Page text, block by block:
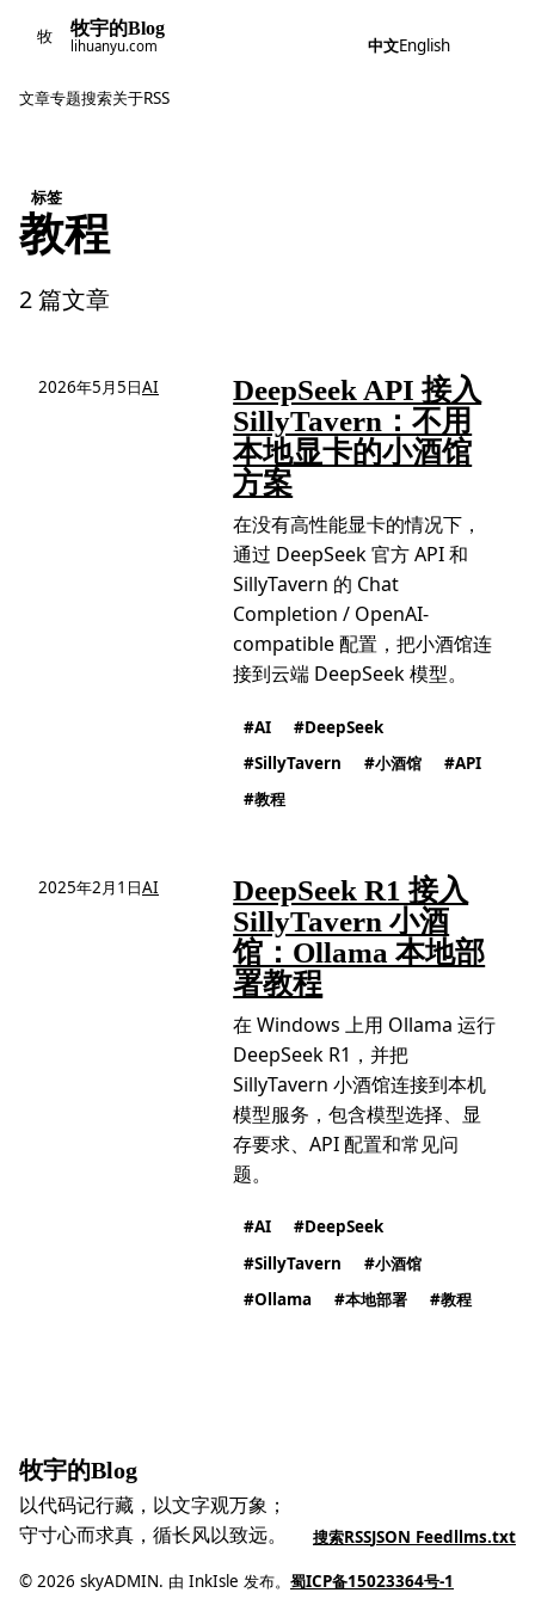
牧 牧宇的Blog
lihuanyu.com 中文English
文章专题搜索关于RSS
标签
教程
2 篇文章
2026年5月5日AI
DeepSeek API 接入
SillyTavern：不用
本地显卡的小酒馆
方案
在没有高性能显卡的情况下，
通过 DeepSeek 官方 API 和
SillyTavern 的 Chat
Completion / OpenAI-
compatible 配置，把小酒馆连
接到云端 DeepSeek 模型。
AI
DeepSeek
SillyTavern
小酒馆
API
教程
2025年2月1日AI
DeepSeek R1 接入
SillyTavern 小酒
馆：Ollama 本地部
署教程
在 Windows 上用 Ollama 运行
DeepSeek R1，并把
SillyTavern 小酒馆连接到本机
模型服务，包含模型选择、显
存要求、API 配置和常见问
题。
AI
DeepSeek
SillyTavern
小酒馆
Ollama
本地部署 教程
牧宇的Blog
以代码记行藏，以文字观万象；
守寸心而求真，循长风以致远。
搜索RSSJSON Feedllms.txt
© 2026 skyADMIN. 由 InkIsle 发布。 蜀ICP备15023364号-1